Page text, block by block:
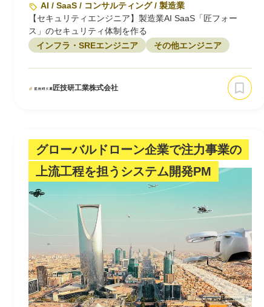
AI / SaaS / コンサルティング / 製造業
【セキュリティエンジニア】製造業AI SaaS「匠フォー
ス」のセキュリティ体制を作る
インフラ・SREエンジニア
その他エンジニア
匠技研工業株式会社
グローバルドローン企業で注力事業の
上流工程を担うシステム開発PM